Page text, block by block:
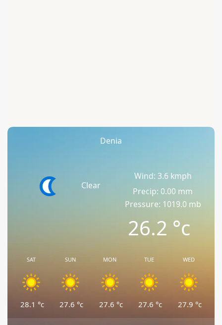
Denia
Clear
Wind: 3.6 kmph
Precip: 0.00 mm
Pressure: 1019.0 mb
26.2°c
SAT
28.1 °c
SUN
27.6 °c
MON
27.6 °c
TUE
27.6 °c
WED
27.9 °c